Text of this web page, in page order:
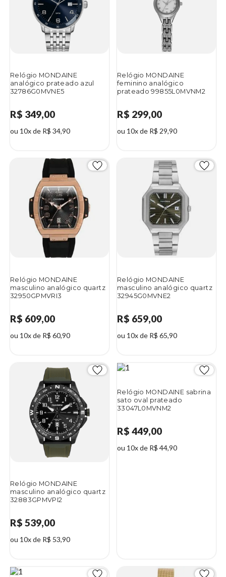
Relógio MONDAINE
analógico prateado azul
32786G0MVNE5
R$ 349,00
ou 10x de R$ 34,90
Relógio MONDAINE
feminino analógico
prateado 99855L0MVNM2
R$ 299,00
ou 10x de R$ 29,90
Relógio MONDAINE
masculino analógico quartz
32950GPMVRI3
R$ 609,00
ou 10x de R$ 60,90
Relógio MONDAINE
masculino analógico quartz
32945G0MVNE2
R$ 659,00
ou 10x de R$ 65,90
Relógio MONDAINE
masculino analógico quartz
32883GPMVPI2
R$ 539,00
ou 10x de R$ 53,90
Relógio MONDAINE sabrina
sato oval prateado
33047L0MVNM2
R$ 449,00
ou 10x de R$ 44,90